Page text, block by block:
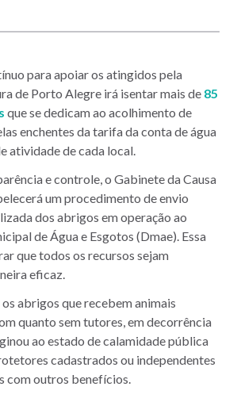
para apoiar os atingidos pela
de Porto Alegre irá isentar mais de 85
que se dedicam ao acolhimento de
enchentes da tarifa da conta de água
atividade de cada local.
e controle, o Gabinete da Causa
um procedimento de envio
dos abrigos em operação ao
de Água e Esgotos (Dmae). Essa
que todos os recursos sejam
eficaz.
abrigos que recebem animais
quanto sem tutores, em decorrência
ao estado de calamidade pública
cadastrados ou independentes
com outros benefícios.